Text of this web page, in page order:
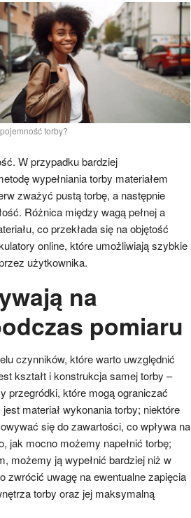
torby?
W przypadku bardziej
wypełniania torby materiałem
zważyć pustą torbę, a następnie
Różnica między wagą pełnej a
co przekłada się na objętość
online, które umożliwiają szybkie
użytkownika.
na
pomiaru
czynników, które warto uwzględnić
kształt i konstrukcja samej torby –
przegródki, które mogą ograniczać
materiał wykonania torby; niektóre
się do zawartości, co wpływa na
jak mocno możemy napełnić torbę;
możemy ją wypełnić bardziej niż w
zwrócić uwagę na ewentualne zapięcia
torby oraz jej maksymalną